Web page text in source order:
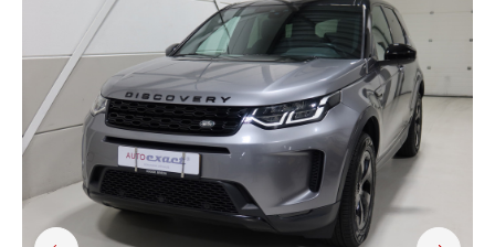
Vacatures
Werkplaats
Verkocht
Over ons
5595 AE Leende
Openingstijden
ma t/m za: 12:00 - 17:00